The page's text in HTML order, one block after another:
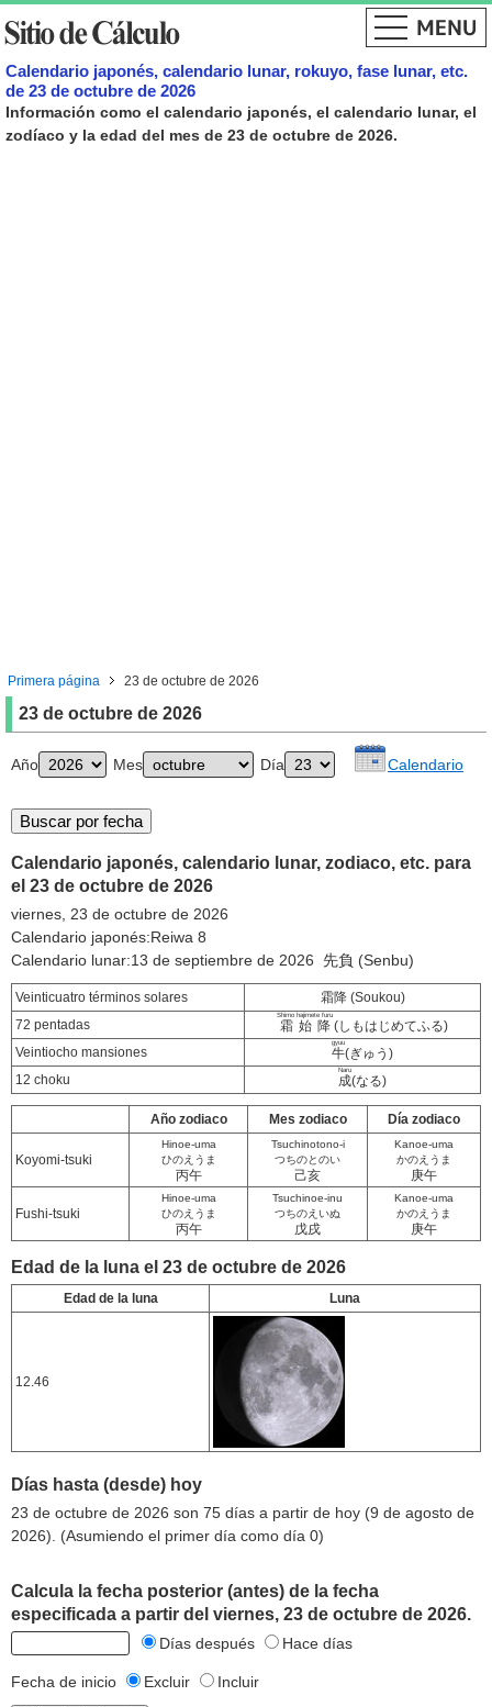
Calendario japonés, calendario lunar, rokuyo, fase lunar, etc.
de 23 de octubre de 2026
Información como el calendario japonés, el calendario lunar, el
zodíaco y la edad del mes de 23 de octubre de 2026.
Primera página 23 de octubre de 2026
23 de octubre de 2026
Año Mes Día Calendario
Calendario japonés, calendario lunar, zodiaco, etc. para
el 23 de octubre de 2026
viernes, 23 de octubre de 2026
Calendario japonés:Reiwa 8
Calendario lunar:13 de septiembre de 2026 先負 (Senbu)
Veinticuatro términos solares
霜降 (Soukou)
72 pentadas
霜始降
Shimo hajimete furu
(しもはじめてふる)
Veintiocho mansiones
牛
gyuu
(ぎゅう)
12 choku
成
Naru
(なる)
Año zodiaco Mes zodiaco Día zodiaco
Koyomi-tsuki
Hinoe-uma
ひのえうま
丙午
Tsuchinotono-i
つちのとのい
己亥
Kanoe-uma
かのえうま
庚午
Fushi-tsuki
Hinoe-uma
ひのえうま
丙午
Tsuchinoe-inu
つちのえいぬ
戊戌
Kanoe-uma
かのえうま
庚午
Edad de la luna el 23 de octubre de 2026
Edad de la luna Luna
12.46
Días hasta (desde) hoy
23 de octubre de 2026 son 75 días a partir de hoy (9 de agosto de
2026). (Asumiendo el primer día como día 0)
Calcula la fecha posterior (antes) de la fecha
especificada a partir del viernes, 23 de octubre de 2026.
Días después Hace días
Fecha de inicio Excluir Incluir